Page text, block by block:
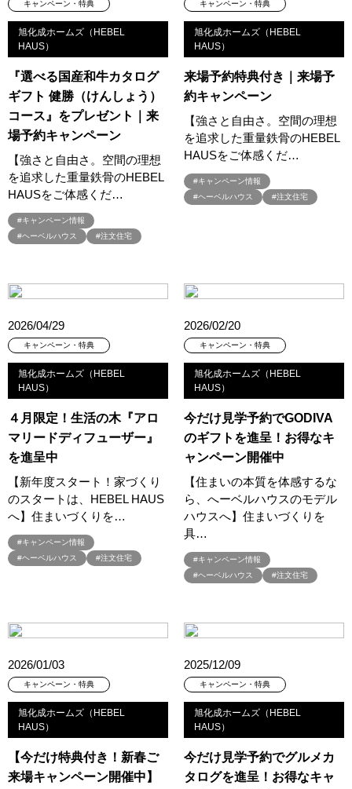
#DaiwaHouse #DESIGN OFFICE #English available
#EnglishOK #FPセミナー #FP相談会 #Germoglio
#GRAND OPEN #GWイベント展示場
#GX志向型住宅 #GX補助金
#HEBEL HAUS #HInokiya
#instagram #instalive #lifeknit desgin #LIXIL
#Luxury Festa #Naturia
#NEW OPEN #newモデルハウス #NISA #OPENHOUSE
#Panasonic Homes #panasonichomes #Panasonicショールーム
#PAWTNER
#QUOカードプレゼント
#sumitomo forestry #TLM #TOKYOWOOD
#Tomorrow's Life Museum #WEBおうち見学会
#WEBでマイホーム #WEBセミナー
#WEB予約限定 #WEB予約限定キャンペーン
#WEB予約限定来場特典 #WEB予約＆ご来場
#W断熱 #W断熱フェア #YouTube #Youtube LIVE
#【家族と暮らしを守る住まいづくり】 #【間取り相談会】
#あざみ野 #あったかい #あったかハイム
#いいとこどり、始まる。 #いい暮らし
#おうち見学ウィーク #おしゃれ #おしゃれな家づくり
#おひさまハイム #お土地探し
#お客様満足度 #お家づくり #お年玉 #お庭
#お役立ち情報 #お得な家づくり #お得な情報
#お得情報 #お散歩 #お散歩見学会 #お正月 #お知らせ
#お米券 #お花見 #お金の話相談会 #かき氷 #かけっこ
#かしこい家づくり #きれいなまち
#ご予約不要 #ご入居宅 #ご入居宅見学 #ご成約特典
キャンペーン・特典
旭化成ホームズ（HEBEL
HAUS）
『選べる国産和牛カタログ
ギフト 健勝（けんしょう）
コース』をプレゼント｜来
場予約キャンペーン
【強さと自由さ。空間の理想
を追求した重量鉄骨のHEBEL
HAUSをご体感くだ…
#キャンペーン情報
#ヘーベルハウス
#注文住宅
キャンペーン・特典
旭化成ホームズ（HEBEL
HAUS）
来場予約特典付き｜来場予
約キャンペーン
【強さと自由さ。空間の理想
を追求した重量鉄骨のHEBEL
HAUSをご体感くだ…
#キャンペーン情報
#ヘーベルハウス
#注文住宅
2026/04/29
キャンペーン・特典
旭化成ホームズ（HEBEL
HAUS）
４月限定！生活の木『アロ
マリードディフューザー』
を進呈中
【新年度スタート！家づくり
のスタートは、HEBEL HAUS
へ】住まいづくりを…
#キャンペーン情報
#ヘーベルハウス
#注文住宅
2026/02/20
キャンペーン・特典
旭化成ホームズ（HEBEL
HAUS）
今だけ見学予約でGODIVA
のギフトを進呈！お得なキ
ャンペーン開催中
【住まいの本質を体感するな
ら、へーベルハウスのモデル
ハウスへ】住まいづくりを
具…
#キャンペーン情報
#ヘーベルハウス
#注文住宅
2026/01/03
キャンペーン・特典
旭化成ホームズ（HEBEL
HAUS）
【今だけ特典付き！新春ご
来場キャンペーン開催中】
2025/12/09
キャンペーン・特典
旭化成ホームズ（HEBEL
HAUS）
今だけ見学予約でグルメカ
タログを進呈！お得なキャ